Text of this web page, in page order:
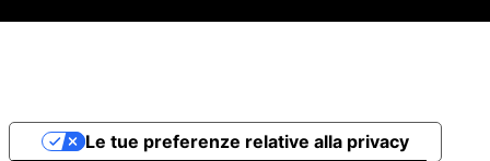
Le tue preferenze relative alla privacy